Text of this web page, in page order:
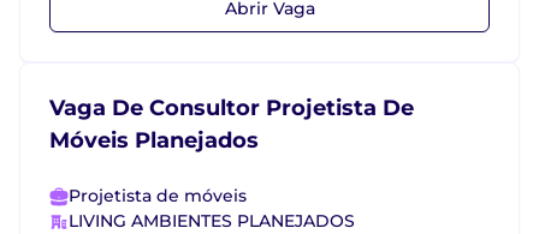
Abrir Vaga
Vaga De Consultor Projetista De
Móveis Planejados
Projetista de móveis
LIVING AMBIENTES PLANEJADOS